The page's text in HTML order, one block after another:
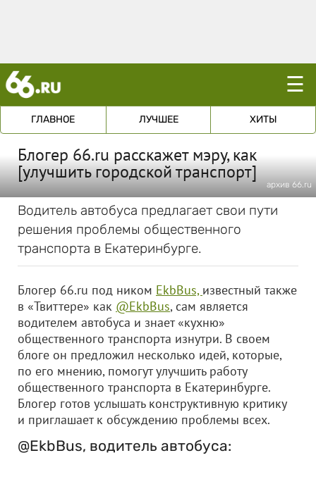
☰
ГЛАВНОЕ ЛУЧШЕЕ ХИТЫ
Блогер 66.ru расскажет мэру, как
[улучшить городской транспорт]
архив 66.ru
Водитель автобуса предлагает свои пути
решения проблемы общественного
транспорта в Екатеринбурге.
Блогер 66.ru под ником EkbBus, известный также
в «Твиттере» как @EkbBus, сам является
водителем автобуса и знает «кухню»
общественного транспорта изнутри. В своем
блоге он предложил несколько идей, которые,
по его мнению, помогут улучшить работу
общественного транспорта в Екатеринбурге.
Блогер готов услышать конструктивную критику
и приглашает к обсуждению проблемы всех.
@EkbBus, водитель автобуса: